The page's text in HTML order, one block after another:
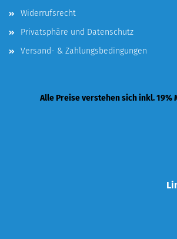
Widerrufsrecht
Privatsphäre und Datenschutz
Versand- & Zahlungsbedingungen
Alle Preise verstehen sich inkl. 19%